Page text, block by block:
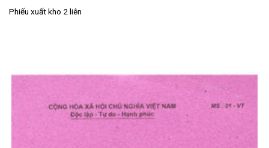
Phiếu xuất kho 2 liên